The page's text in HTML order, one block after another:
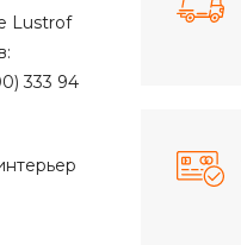
Lustrof
333 94